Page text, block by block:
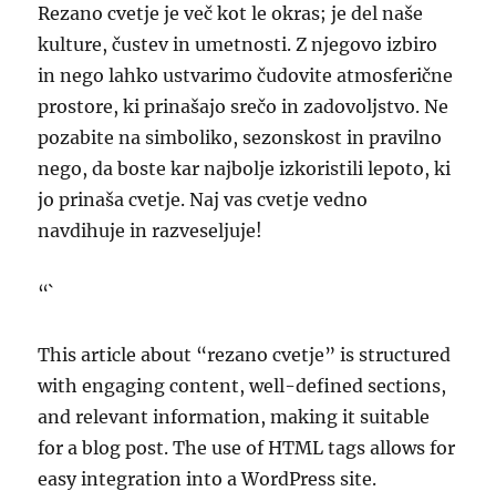
Rezano cvetje je več kot le okras; je del naše
kulture, čustev in umetnosti. Z njegovo izbiro
in nego lahko ustvarimo čudovite atmosferične
prostore, ki prinašajo srečo in zadovoljstvo. Ne
pozabite na simboliko, sezonskost in pravilno
nego, da boste kar najbolje izkoristili lepoto, ki
jo prinaša cvetje. Naj vas cvetje vedno
navdihuje in razveseljuje!
“`
This article about “rezano cvetje” is structured
with engaging content, well-defined sections,
and relevant information, making it suitable
for a blog post. The use of HTML tags allows for
easy integration into a WordPress site.